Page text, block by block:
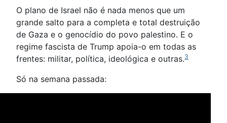
O plano de Israel não é nada menos que um
grande salto para a completa e total destruição
de Gaza e o genocídio do povo palestino. E o
regime fascista de Trump apoia-o em todas as
frentes: militar, política, ideológica e outras.3
Só na semana passada: